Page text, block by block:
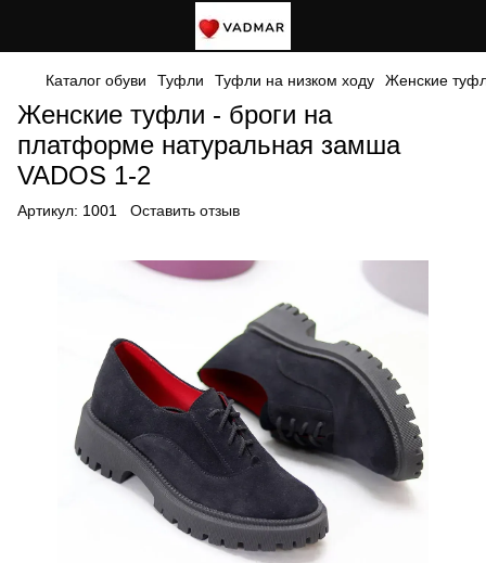
Каталог обуви Туфли Туфли на низком ходу Женские
Женские туфли - броги на
платформе натуральная замша
VADOS 1-2
Артикул: 1001 Оставить отзыв